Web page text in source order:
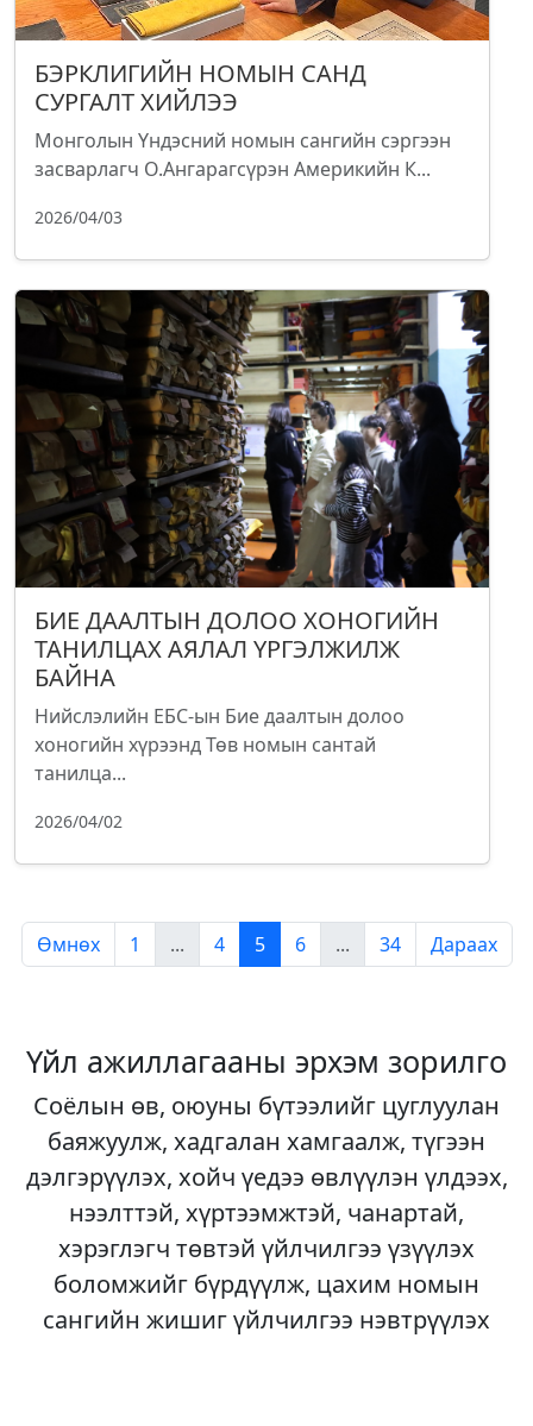
БЭРКЛИГИЙН НОМЫН САНД
СУРГАЛТ ХИЙЛЭЭ
Монголын Үндэсний номын сангийн сэргээн
засварлагч О.Ангарагсүрэн Америкийн К...
2026/04/03
БИЕ ДААЛТЫН ДОЛОО ХОНОГИЙН
ТАНИЛЦАХ АЯЛАЛ ҮРГЭЛЖИЛЖ
БАЙНА
Нийслэлийн ЕБС-ын Бие даалтын долоо
хоногийн хүрээнд Төв номын сантай
танилца...
2026/04/02
Өмнөх 1 ... 4 5 6 ... 34 Дараах
Үйл ажиллагааны эрхэм зорилго
Соёлын өв, оюуны бүтээлийг цуглуулан
баяжуулж, хадгалан хамгаалж, түгээн
дэлгэрүүлэх, хойч үедээ өвлүүлэн үлдээх,
нээлттэй, хүртээмжтэй, чанартай,
хэрэглэгч төвтэй үйлчилгээ үзүүлэх
боломжийг бүрдүүлж, цахим номын
сангийн жишиг үйлчилгээ нэвтрүүлэх